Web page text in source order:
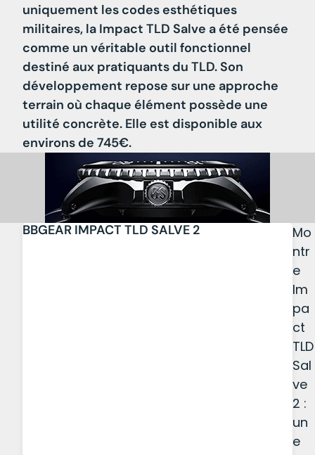
uniquement les codes esthétiques
militaires, la Impact TLD Salve a été pensée
comme un véritable outil fonctionnel
destiné aux pratiquants du TLD. Son
développement repose sur une approche
terrain où chaque élément possède une
utilité concrète. Elle est disponible aux
environs de 745€.
BBGEAR IMPACT TLD SALVE 2
Mo
ntr
e
Im
pa
ct
TLD
Sal
ve
2 :
un
e